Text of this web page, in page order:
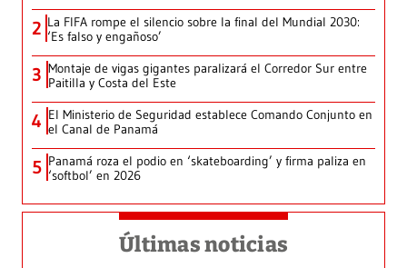
2 La FIFA rompe el silencio sobre la final del Mundial 2030:
‘Es falso y engañoso’
3 Montaje de vigas gigantes paralizará el Corredor Sur entre
Paitilla y Costa del Este
4 El Ministerio de Seguridad establece Comando Conjunto en
el Canal de Panamá
5 Panamá roza el podio en ‘skateboarding’ y firma paliza en
‘softbol’ en 2026
Últimas noticias